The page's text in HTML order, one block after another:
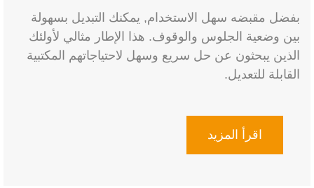
بفضل مقبضه سهل الاستخدام, يمكنك التبديل بسهولة
بين وضعية الجلوس والوقوف. هذا الإطار مثالي لأولئك
الذين يبحثون عن حل سريع وسهل لاحتياجاتهم المكتبية
القابلة للتعديل.
اقرأ المزيد